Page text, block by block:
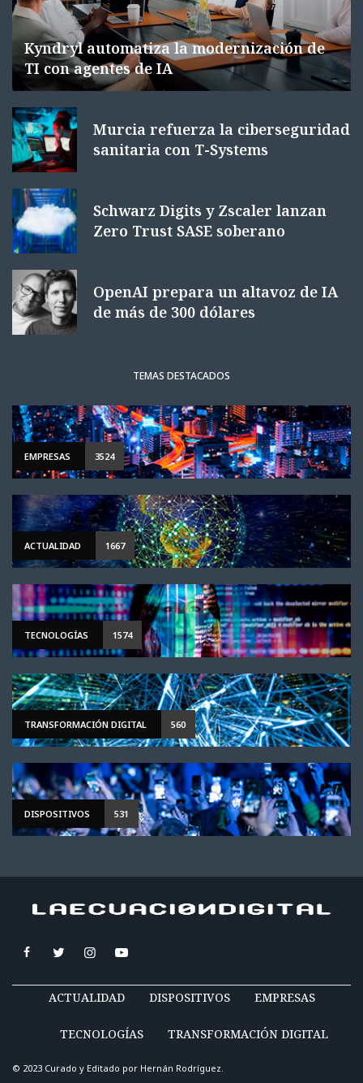
Kyndryl automatiza la modernización de
TI con agentes de IA
Murcia refuerza la ciberseguridad
sanitaria con T-Systems
Schwarz Digits y Zscaler lanzan
Zero Trust SASE soberano
OpenAI prepara un altavoz de IA
de más de 300 dólares
TEMAS DESTACADOS
EMPRESAS 3524
ACTUALIDAD 1667
TECNOLOGÍAS 1574
TRANSFORMACIÓN DIGITAL 560
DISPOSITIVOS 531
ACTUALIDAD DISPOSITIVOS EMPRESAS
TECNOLOGÍAS TRANSFORMACIÓN DIGITAL
© 2023 Curado y Editado por Hernán Rodríguez.